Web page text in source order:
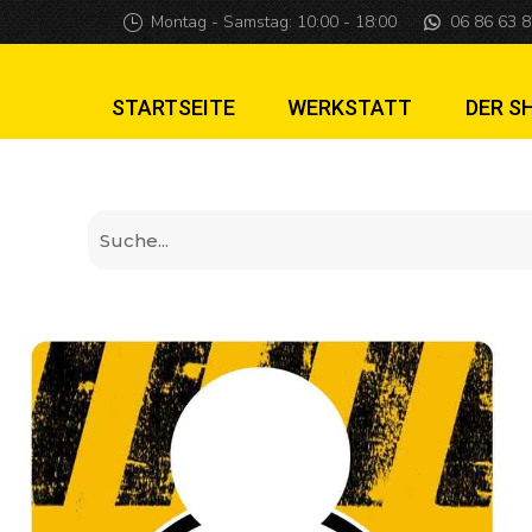
Jurassic park
Montag - Samstag: 10:00 - 18:00 06 86 63
STARTSEITE WERKSTATT DER